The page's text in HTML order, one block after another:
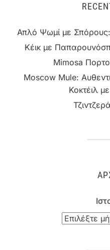
Απλό Ψωμί με Σπόρους:
Κέικ με
Mimosa
Moscow Mule:
Κοκτέιλ